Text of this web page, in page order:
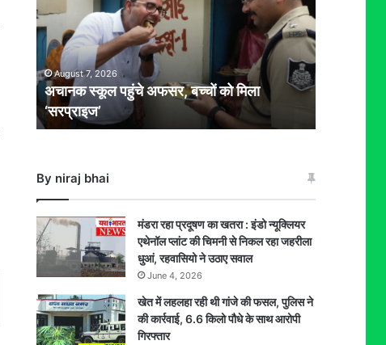
अफसर,
बच्चों
मिला
‘सरप्राइज’
August 7, 2026
अचानक स्कूल पहुंचे अफसर, बच्चों को मिला
‘सरप्राइज’
By niraj bhai
मंडरा रहा प्रदूषण का खतरा : इंडो न्यूक्लियर
एथेनॉल प्लांट की चिमनी से निकल रहा जहरीला
धुआं, रहवासियो ने उठाए सवाल
June 4, 2026
खेत में लहलहा रही थी गांजे की फसल, पुलिस ने
की कार्रवाई, 6.6 किलो पौधे के साथ आरोपी
गिरफ्तार